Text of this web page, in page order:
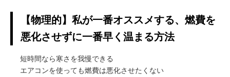
【物理的】私が一番オススメする、燃費を
悪化させずに一番早く温まる方法
短時間なら寒さを我慢できる
エアコンを使っても燃費は悪化させたくない